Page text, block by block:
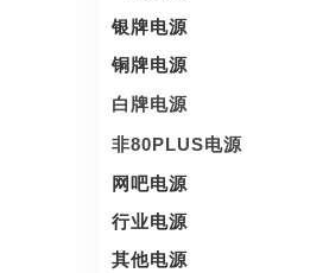
银牌电源
铜牌电源
白牌电源
非80PLUS电源
网吧电源
行业电源
其他电源